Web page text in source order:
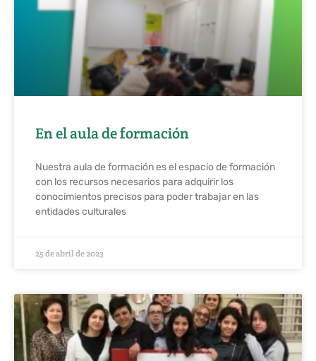
En el aula de formación
Nuestra aula de formación es el espacio de formación
con los recursos necesarios para adquirir los
conocimientos precisos para poder trabajar en las
entidades culturales
25 de abril de 2023